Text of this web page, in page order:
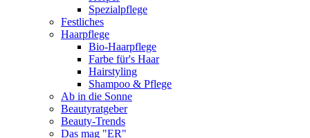
Spezialpflege
Festliches
Haarpflege
Bio-Haarpflege
Farbe für's Haar
Hairstyling
Shampoo & Pflege
Ab in die Sonne
Beautyratgeber
Beauty-Trends
Das mag "ER"